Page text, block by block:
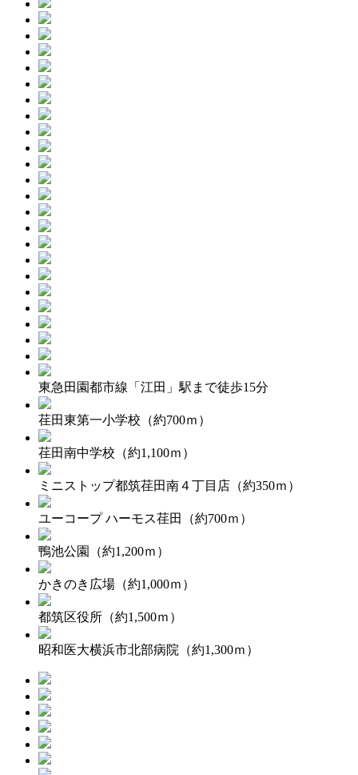
東急田園都市線「江田」駅まで徒歩15分
荏田東第一小学校（約700ｍ）
荏田南中学校（約1,100ｍ）
ミニストップ都筑荏田南４丁目店（約350ｍ）
ユーコープ ハーモス荏田（約700ｍ）
鴨池公園（約1,200ｍ）
かきのき広場（約1,000ｍ）
都筑区役所（約1,500ｍ）
昭和医大横浜市北部病院（約1,300ｍ）